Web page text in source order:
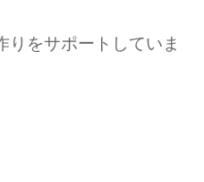
りをサポートしていま